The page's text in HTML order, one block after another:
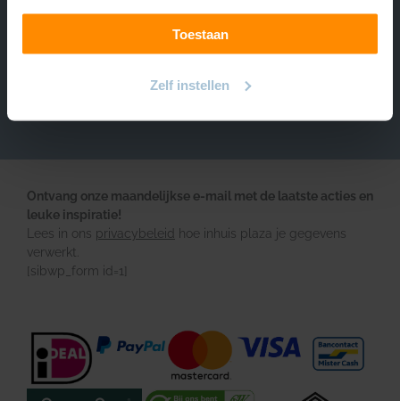
Toestaan
Zelf instellen
Volg ons
Ontvang onze maandelijkse e-mail met de laatste acties en
leuke inspiratie!
Lees in ons privacybeleid
hoe inhuis plaza je gegevens
verwerkt.
[sibwp_form id=1]